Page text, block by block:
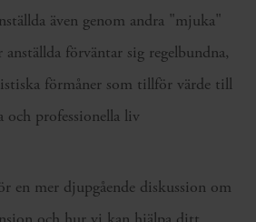
även genom andra "mjuka"
anställda förväntar sig regelbundna,
förmåner som tillför värde till
och professionella liv
en mer djupgående diskussion om